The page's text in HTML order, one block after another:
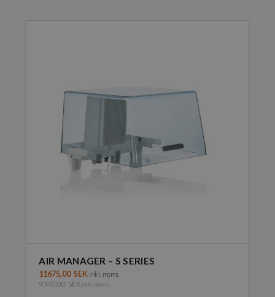
alternativen
produktsidan
AIR MANAGER – S SERIES
11675,00 SEK inkl. moms
9340,00 SEK exkl. moms